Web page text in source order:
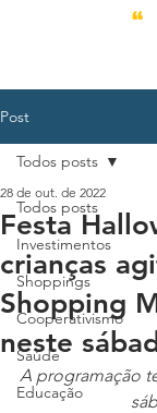
Post
Todos posts
Investimentos
Shoppings
Cooperativismo
Saúde
Educação
Todos posts
Festa
crianças
Shopping
neste
28 de out. de 2022
A programação